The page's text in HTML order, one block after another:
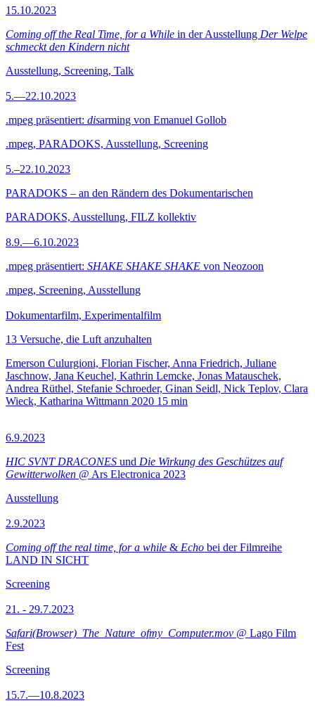
15.10.2023
Coming off the Real Time, for a While in der Ausstellung Der Welpe
schmeckt den Kindern nicht
Ausstellung, Screening, Talk
5.—22.10.2023
.mpeg präsentiert: disarming von Emanuel Gollob
.mpeg, PARADOKS, Ausstellung, Screening
5.–22.10.2023
PARADOKS – an den Rändern des Dokumentarischen
PARADOKS, Ausstellung, FILZ kollektiv
8.9.—6.10.2023
.mpeg präsentiert: SHAKE SHAKE SHAKE von Neozoon
.mpeg, Screening, Ausstellung
Dokumentarfilm, Experimentalfilm
13 Versuche, die Luft anzuhalten
Emerson Culurgioni, Florian Fischer, Anna Friedrich, Juliane
Jaschnow, Jana Keuchel, Kathrin Lemcke, Jonas Matauschek,
Andrea Rüthel, Stefanie Schroeder, Ginan Seidl, Nick Teplov, Clara
Wieck, Katharina Wittmann 2020 15 min
6.9.2023
HIC SVNT DRACONES und Die Wirkung des Geschützes auf
Gewitterwolken @ Ars Electronica 2023
Ausstellung
2.9.2023
Coming off the real time, for a while & Echo bei der Filmreihe
LAND IN SICHT
Screening
21. - 29.7.2023
Safari(Browser)_The_Nature_ofmy_Computer.mov @ Lago Film
Fest
Screening
15.7.—10.8.2023